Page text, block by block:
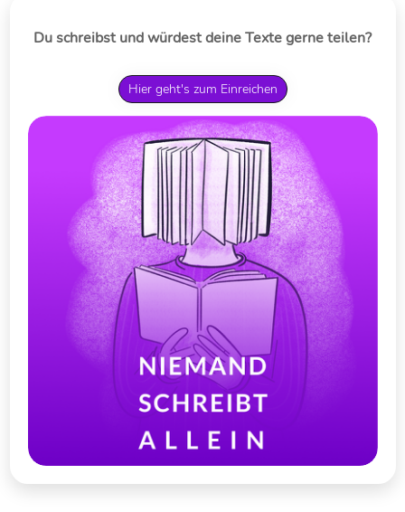
Du schreibst und würdest deine Texte gerne teilen?
Hier geht's zum Einreichen